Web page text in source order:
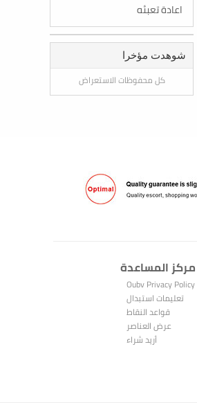
اعادة تعبئه
شوهدت مؤخرا
كل محفوظات الاستعراض
مركز المساعدة
Oubv Privacy Policy
تعليمات استبدال
النقاط
قواعد النقاط
عرض العناصر
المشتراة
أريد شراء